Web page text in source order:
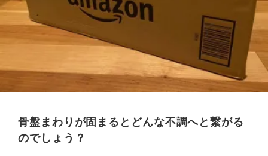
骨盤まわりが固まるとどんな不調へと繋がる
のでしょう？